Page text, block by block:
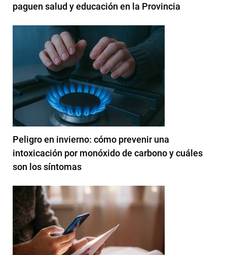
paguen salud y educación en la Provincia
Peligro en invierno: cómo prevenir una
intoxicación por monóxido de carbono y cuáles
son los síntomas